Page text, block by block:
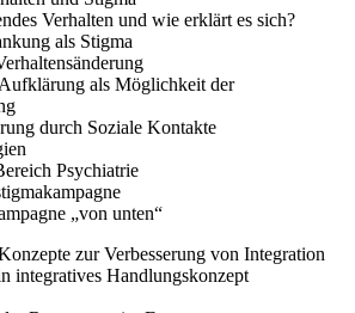
Verhalten und wie erklärt es sich?
als Stigma
als Möglichkeit der
durch Soziale Kontakte
Psychiatrie
„von unten“
zur Verbesserung von Integration
integratives Handlungskonzept